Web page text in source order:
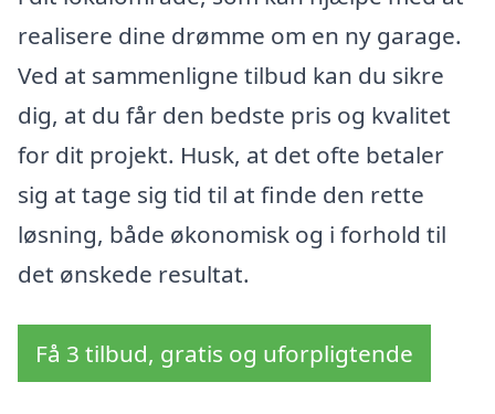
realisere dine drømme om en ny garage.
Ved at sammenligne tilbud kan du sikre
dig, at du får den bedste pris og kvalitet
for dit projekt. Husk, at det ofte betaler
sig at tage sig tid til at finde den rette
løsning, både økonomisk og i forhold til
det ønskede resultat.
Få 3 tilbud, gratis og uforpligtende